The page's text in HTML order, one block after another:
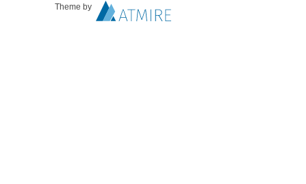
Theme by